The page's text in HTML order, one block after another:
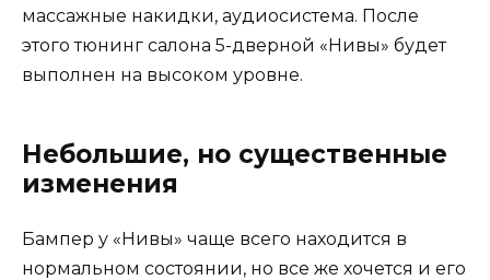
массажные накидки, аудиосистема. После
этого тюнинг салона 5-дверной «Нивы» будет
выполнен на высоком уровне.
Небольшие, но существенные
изменения
Бампер у «Нивы» чаще всего находится в
нормальном состоянии, но все же хочется и его